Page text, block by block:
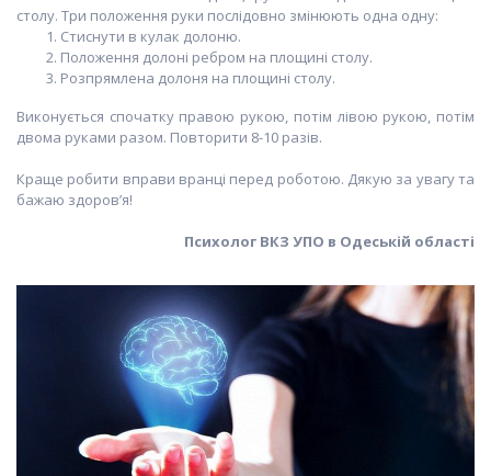
столу. Три положення руки послідовно змінюють одна одну:
Стиснути в кулак долоню.
Положення долоні ребром на площині столу.
Розпрямлена долоня на площині столу.
Виконується спочатку правою рукою, потім лівою рукою, потім
двома руками разом. Повторити 8-10 разів.
Краще робити вправи вранці перед роботою. Дякую за увагу та
бажаю здоров’я!
Психолог ВКЗ УПО в Одеській області